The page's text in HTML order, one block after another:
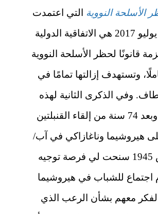
الأسلحة النووية التي اعتمدت
في تموز/ يوليو 2017 هي الاتفاقية الدولية
قانونًا لحظر الأسلحة النووية
وتستهدف إزالتها تمامًا في
وفي الذكرى الثانية لهذه
المعاهدة وبعد 74 سنة من إلقاء القنبلتين
هيروشيما وناغازاكي في آب/
أغسطس 1945 سنحت لي فرصة توجيه
اجتماع للشباب في هيروشيما
معهم بشأن الرعب الذي